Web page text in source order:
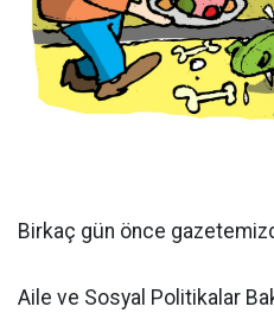
Birkaç gün önce
Aile ve Sosyal Politikalar